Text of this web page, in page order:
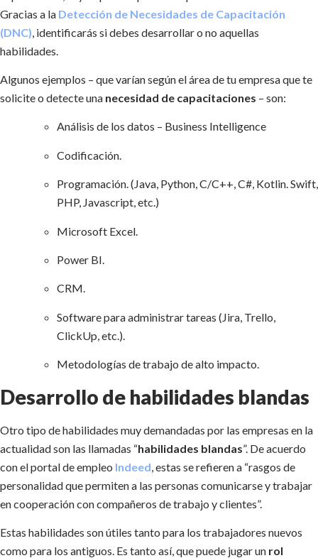
Gracias a la Detección de Necesidades de Capacitación
(DNC) , identificarás si debes desarrollar o no aquellas
habilidades.
Algunos ejemplos – que varían según el área de tu empresa que te
solicite o detecte una necesidad de capacitaciones – son:
Análisis de los datos – Business Intelligence
Codificación.
Programación. (Java, Python, C/C++, C#, Kotlin. Swift,
PHP, Javascript, etc.)
Microsoft Excel.
Power BI.
CRM.
Software para administrar tareas (Jira, Trello,
ClickUp, etc.).
Metodologías de trabajo de alto impacto.
Desarrollo de habilidades blandas
Otro tipo de habilidades muy demandadas por las empresas en la
actualidad son las llamadas “habilidades blandas”. De acuerdo
con el portal de empleo Indeed , estas se refieren a “rasgos de
personalidad que permiten a las personas comunicarse y trabajar
en cooperación con compañeros de trabajo y clientes”.
Estas habilidades son útiles tanto para los trabajadores nuevos
como para los antiguos. Es tanto así, que puede jugar un rol